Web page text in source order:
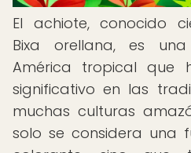
El achiote, conocido
Bixa orellana, es
América tropical que
significativo en las
muchas culturas
solo se considera una